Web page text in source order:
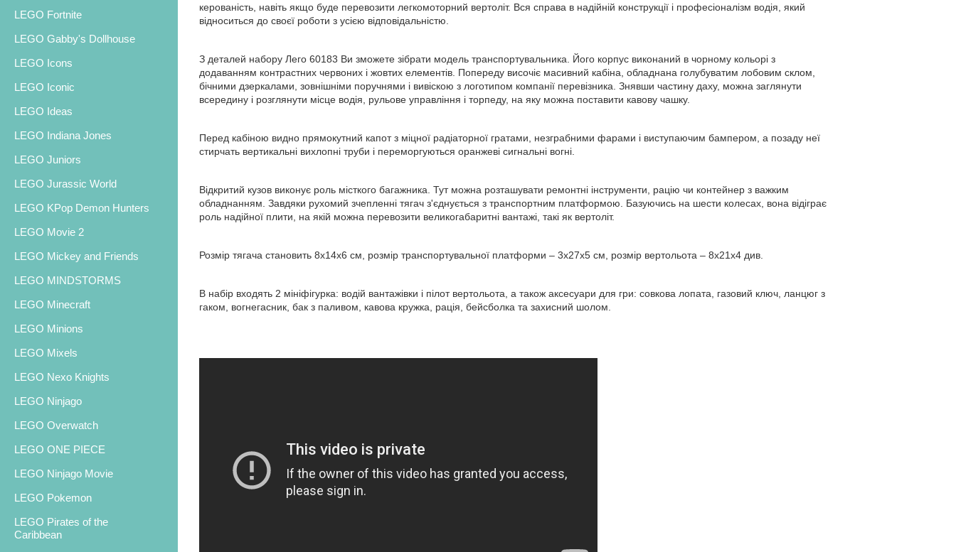
LEGO Fortnite
LEGO Gabby's Dollhouse
LEGO Icons
LEGO Iconic
LEGO Ideas
LEGO Indiana Jones
LEGO Juniors
LEGO Jurassic World
LEGO KPop Demon Hunters
LEGO Movie 2
LEGO Mickey and Friends
LEGO MINDSTORMS
LEGO Minecraft
LEGO Minions
LEGO Mixels
LEGO Nexo Knights
LEGO Ninjago
LEGO Overwatch
LEGO ONE PIECE
LEGO Ninjago Movie
LEGO Pokemon
LEGO Pirates of the
Caribbean
керованість, навіть якщо буде перевозити легкомоторний вертоліт. Вся справа в надійній конструкції і професіоналізм водія, який
відноситься до своєї роботи з усією відповідальністю.
З деталей набору Лего 60183 Ви зможете зібрати модель транспортувальника. Його корпус виконаний в чорному кольорі з
додаванням контрастних червоних і жовтих елементів. Попереду височіє масивний кабіна, обладнана голубуватим лобовим склом,
бічними дзеркалами, зовнішніми поручнями і вивіскою з логотипом компанії перевізника. Знявши частину даху, можна заглянути
всередину і розглянути місце водія, рульове управління і торпеду, на яку можна поставити кавову чашку.
Перед кабіною видно прямокутний капот з міцної радіаторної гратами, незграбними фарами і виступаючим бампером, а позаду неї
стирчать вертикальні вихлопні труби і переморгуються оранжеві сигнальні вогні.
Відкритий кузов виконує роль місткого багажника. Тут можна розташувати ремонтні інструменти, рацію чи контейнер з важким
обладнанням. Завдяки рухомий зчепленні тягач з'єднується з транспортним платформою. Базуючись на шести колесах, вона відіграє
роль надійної плити, на якій можна перевозити великогабаритні вантажі, такі як вертоліт.
Розмір тягача становить 8х14х6 см, розмір транспортувальної платформи – 3х27х5 см, розмір вертольота – 8х21х4 див.
В набір входять 2 мініфігурка: водій вантажівки і пілот вертольота, а також аксесуари для гри: совкова лопата, газовий ключ, ланцюг з
гаком, вогнегасник, бак з паливом, кавова кружка, рація, бейсболка та захисний шолом.